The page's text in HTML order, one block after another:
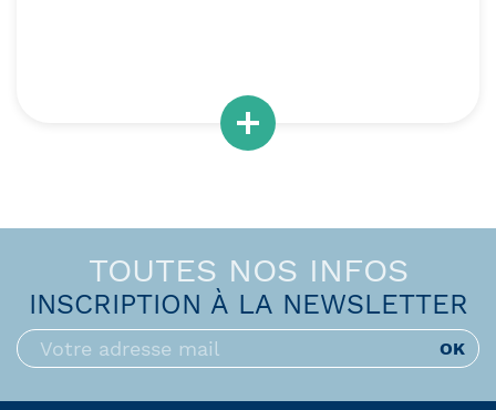
TOUTES NOS INFOS
INSCRIPTION À LA NEWSLETTER